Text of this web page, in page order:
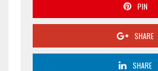
PIN
SHARE
SHARE